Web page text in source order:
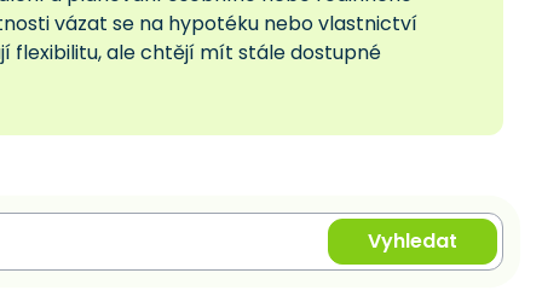
vázat se na hypotéku nebo vlastnictví
flexibilitu, ale chtějí mít stále dostupné
Vyhledat